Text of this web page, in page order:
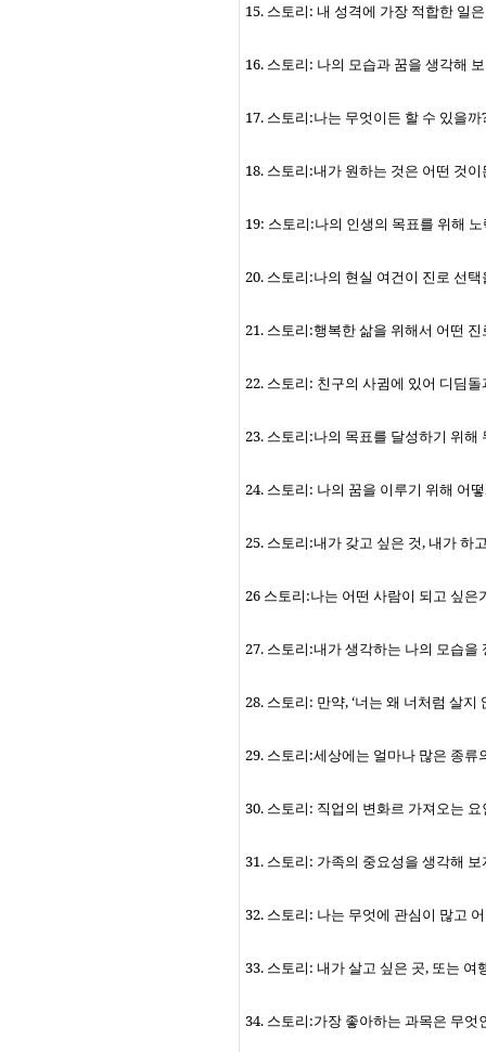
15. 스토리: 내 성격에 가장 적합한 일
16. 스토리: 나의 모습과 꿈을 생각해
17. 스토리:나는 무엇이든 할 수 있을까
18. 스토리:내가 원하는 것은 어떤 것
19: 스토리:나의 인생의 목표를 위해
20. 스토리:나의 현실 여건이 진로 선
21. 스토리:행복한 삶을 위해서 어떤
22. 스토리: 친구의 사귐에 있어 디딤
23. 스토리:나의 목표를 달성하기 위해
24. 스토리: 나의 꿈을 이루기 위해 어
25. 스토리:내가 갖고 싶은 것,내가 하
26 스토리:나는 어떤 사람이 되고 싶은
27. 스토리:내가 생각하는 나의 모습을
28. 스토리: 만약,‘너는 왜 너처럼 살지
29. 스토리:세상에는 얼마나 많은 종류
30. 스토리: 직업의 변화르 가져오는
31. 스토리: 가족의 중요성을 생각해 보
32. 스토리: 나는 무엇에 관심이 많고
33. 스토리: 내가 살고 싶은 곳, 또는 여
34. 스토리:가장 좋아하는 과목은 무엇